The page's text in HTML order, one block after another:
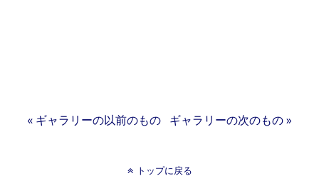
« ギャラリーの以前のもの ギャラリーの次のもの »
トップに戻る